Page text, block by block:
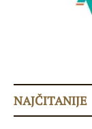
NAJČITANIJE